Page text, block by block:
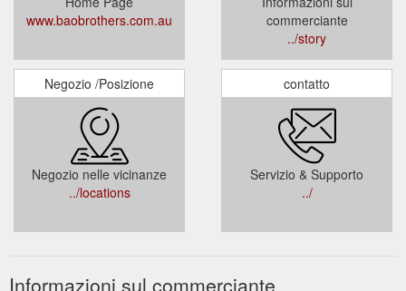
www.baobrothers.com.au
commerciante
../story
Negozio /Posizione
Negozio nelle vicinanze
../locations
contatto
Servizio & Supporto
../
Informazioni sul commerciante